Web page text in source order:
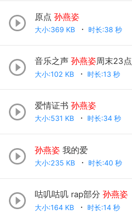
原点 孙燕姿
大小:369 KB 时长:38 秒
音乐之声 孙燕姿周末23点
大小:102 KB 时长:13 秒
爱情证书 孙燕姿
大小:531 KB 时长:34 秒
孙燕姿我的爱
大小:235 KB 时长:40 秒
咕叽咕叽 rap部分 孙燕姿
大小:164 KB 时长:14 秒